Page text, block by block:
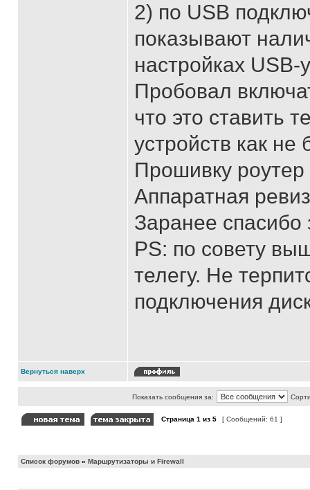
2) по USB
показывают
настройках USB-
Пробовал
что это ставить
устройств как не
Прошивку
Аппаратная
Заранее
PS: по совету
телегу. Не
подключения
Вернуться наверх
Показать сообщения за:
Страница 1 из 5 [ Сообщений: 61 ]
Список форумов » Маршрутизаторы и Firewall